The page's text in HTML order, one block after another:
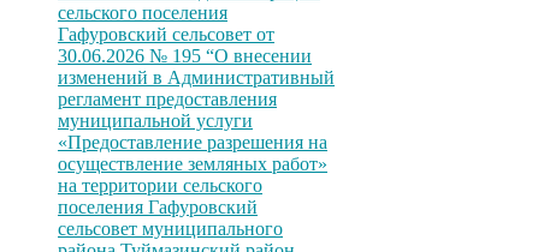
сельского поселения
Гафуровский сельсовет от
30.06.2026 № 195 “О внесении
изменений в Административный
регламент предоставления
муниципальной услуги
«Предоставление разрешения на
осуществление земляных работ»
на территории сельского
поселения Гафуровский
сельсовет муниципального